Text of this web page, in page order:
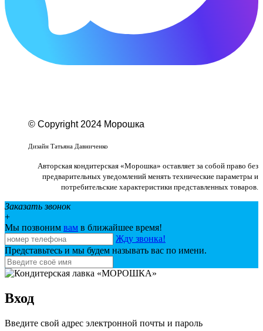
© Copyright 2024 Морошка
Дизайн Татьяна Давниченко
Авторская кондитерская «Морошка» оставляет за собой право без
предварительных уведомлений менять технические параметры и
потребительские характеристики представленных товаров.
Заказать звонок
+
Мы позвоним вам в ближайшее время!
Жду звонка!
Представьтесь и мы будем называть вас по имени.
Вход
Введите свой адрес электронной почты и пароль